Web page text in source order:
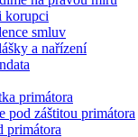
korupci
smluv
a nařízení
primátora
pod záštitou primátora
primátora